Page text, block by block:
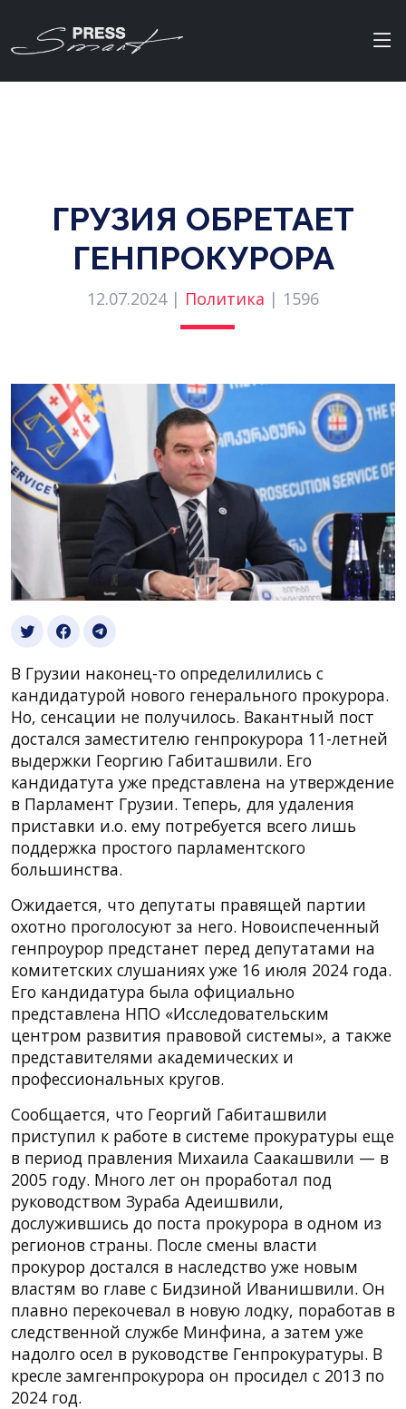
ГРУЗИЯ ОБРЕТАЕТ
ГЕНПРОКУРОРА
12.07.2024 | Политика | 1596
В Грузии наконец-то определилились с
кандидатурой нового генерального прокурора.
Но, сенсации не получилось. Вакантный пост
достался заместителю генпрокурора 11-летней
выдержки Георгию Габиташвили. Его
кандидатута уже представлена на утверждение
в Парламент Грузии. Теперь, для удаления
приставки и.о. ему потребуется всего лишь
поддержка простого парламентского
большинства.
Ожидается, что депутаты правящей партии
охотно проголосуют за него. Новоиспеченный
генпроурор предстанет перед депутатами на
комитетских слушаниях уже 16 июля 2024 года.
Его кандидатура была официально
представлена НПО «Исследовательским
центром развития правовой системы», а также
представителями академических и
профессиональных кругов.
Сообщается, что Георгий Габиташвили
приступил к работе в системе прокуратуры еще
в период правления Михаила Саакашвили — в
2005 году. Много лет он проработал под
руководством Зураба Адеишвили,
дослужившись до поста прокурора в одном из
регионов страны. После смены власти
прокурор достался в наследство уже новым
властям во главе с Бидзиной Иванишвили. Он
плавно перекочевал в новую лодку, поработав в
следственной службе Минфина, а затем уже
надолго осел в руководстве Генпрокуратуры. В
кресле замгенпрокурора он просидел с 2013 по
2024 год.